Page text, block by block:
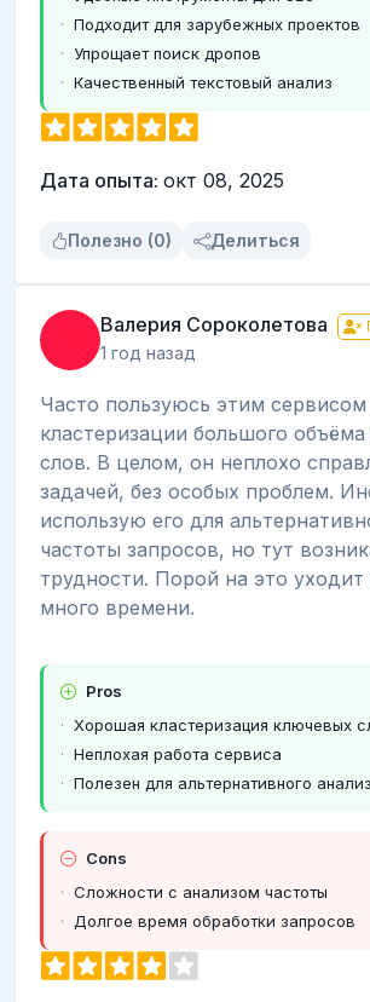
Подходит для зарубежных проектов
Упрощает поиск дропов
Качественный текстовый анализ
Дата опыта: окт 08, 2025
Полезно (0) Делиться
Валерия Сороколетова
1 год назад
Часто пользуюсь этим сервисом
кластеризации большого
слов. В целом, он неплохо
задачей, без особых проблем.
использую его для
частоты запросов, но тут
трудности. Порой на это
много времени.
Pros
Хорошая кластеризация ключевых
Неплохая работа сервиса
Полезен для альтернативного
Cons
Сложности с анализом частоты
Долгое время обработки запросов